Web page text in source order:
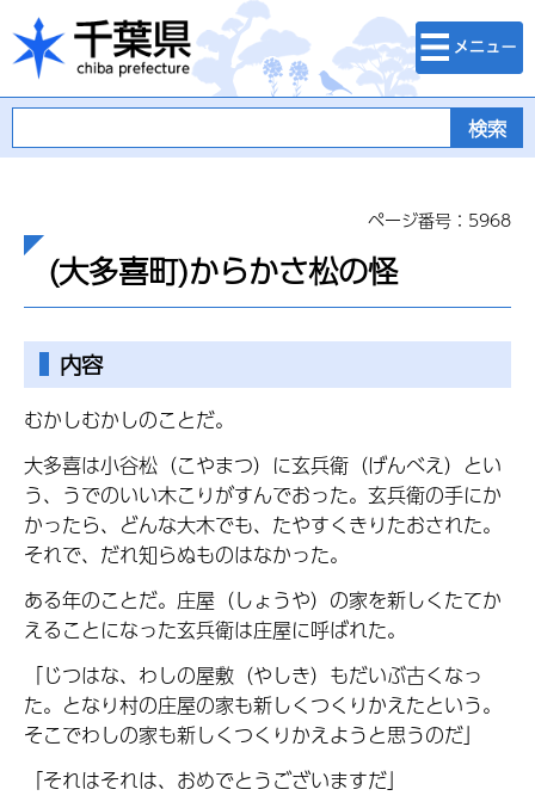
千葉県
検索・メニュ
ー
ページ番号：5968
(大多喜町)からかさ松の怪
内容
むかしむかしのことだ。
大多喜は小谷松（こやまつ）に玄兵衛（げんべえ）とい
う、うでのいい木こりがすんでおった。玄兵衛の手にか
かったら、どんな大木でも、たやすくきりたおされた。
それで、だれ知らぬものはなかった。
ある年のことだ。庄屋（しょうや）の家を新しくたてか
えることになった玄兵衛は庄屋に呼ばれた。
「じつはな、わしの屋敷（やしき）もだいぶ古くなっ
た。となり村の庄屋の家も新しくつくりかえたという。
そこでわしの家も新しくつくりかえようと思うのだ」
「それはそれは、おめでとうございますだ」